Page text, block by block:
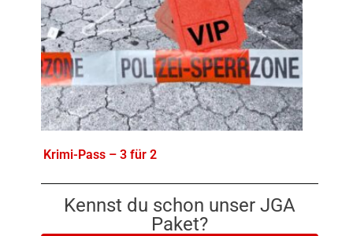
Krimi-Pass – 3 für 2
Kennst du schon unser JGA
Paket?